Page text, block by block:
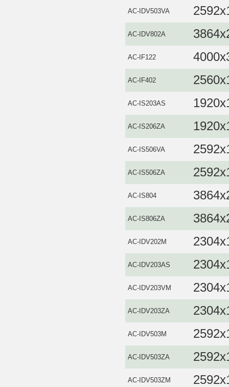
AC-IDV503VA
AC-IDV802A
AC-IF122
AC-IF402
AC-IS203AS
AC-IS206ZA
AC-IS506VA
AC-IS506ZA
AC-IS804
AC-IS806ZA
AC‐IDV202M
AC-IDV203AS
AC-IDV203VM
AC-IDV203ZA
AC-IDV503M
AC-IDV503ZA
AC-IDV503ZM